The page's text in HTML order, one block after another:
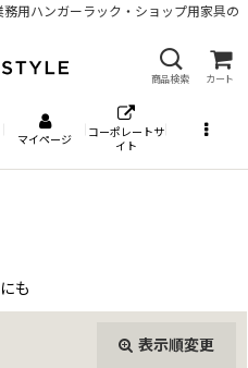
用ハンガーラック・ショップ用家具の
商品検索 カート
マイページ
コーポレートサ
イト
も
表示順変更